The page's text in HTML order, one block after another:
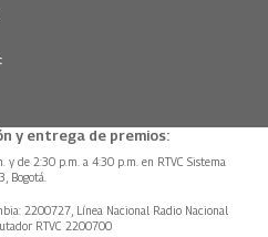
y entrega de premios:
y de 2:30 p.m. a 4:30 p.m. en RTVC Sistema
Bogotá.
2200727, Línea Nacional Radio Nacional
RTVC 2200700